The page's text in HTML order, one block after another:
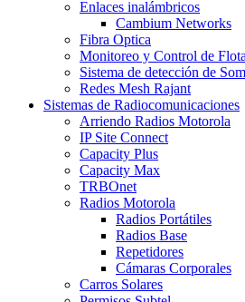
Enlaces inalámbricos
Cambium Networks
Fibra Optica
Monitoreo y Control de
Sistema de detección de
Redes Mesh Rajant
Sistemas de Radiocomunicaciones
Arriendo Radios Motorola
IP Site Connect
Capacity Plus
Capacity Max
TRBOnet
Radios Motorola
Radios Portátiles
Radios Base
Repetidores
Cámaras Corporales
Carros Solares